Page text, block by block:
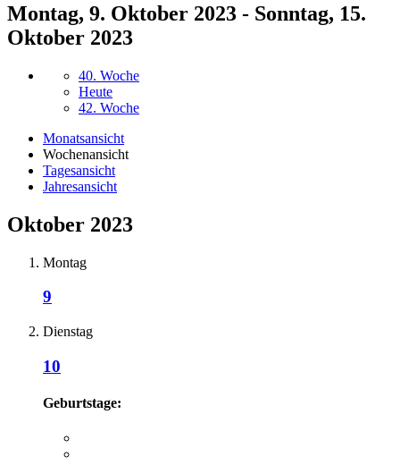
Montag, 9. Oktober 2023 - Sonntag, 15.
Oktober 2023
40. Woche
Heute
42. Woche
Monatsansicht
Wochenansicht
Tagesansicht
Jahresansicht
Oktober 2023
Montag
9
Dienstag
10
Geburtstage: